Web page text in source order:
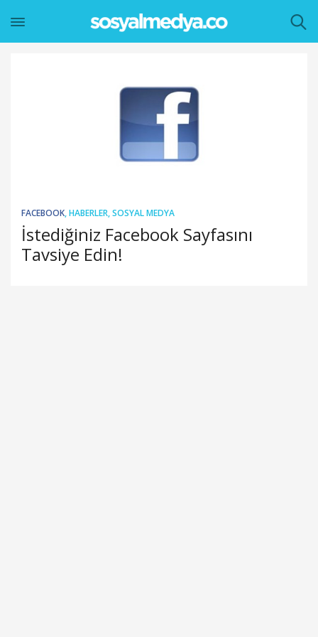
FACEBOOK,HABERLER,SOSYAL MEDYA
İstediğiniz Facebook Sayfasını
Tavsiye Edin!